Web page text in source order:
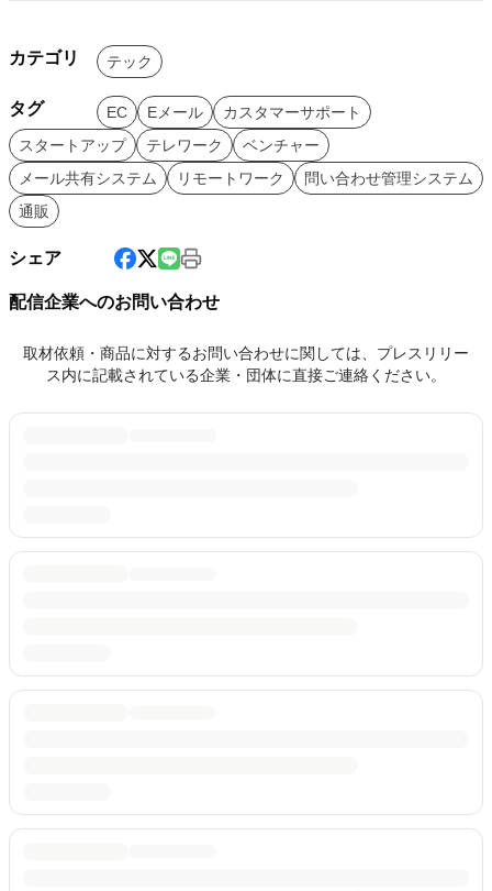
カテゴリ テック
タグ EC Eメール
カスタマーサポート
スタートアップ
テレワーク
ベンチャー
メール共有システム
リモートワーク
問い合わせ管理システム
通販
シェア
配信企業へのお問い合わせ
取材依頼・商品に対するお問い合わせに関しては、プレスリリー
ス内に記載されている企業・団体に直接ご連絡ください。